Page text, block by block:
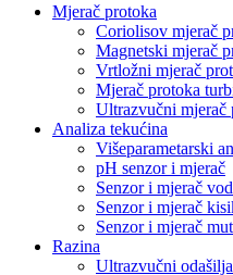
Mjerač protoka
Coriolisov mjerač
Magnetski mjerač
Vrtložni mjerač
Mjerač protoka
Ultrazvučni mjerač
Analiza tekućina
Višeparametarski
pH senzor i mjerač
Senzor i mjerač
Senzor i mjerač
Senzor i mjerač
Razina
Ultrazvučni